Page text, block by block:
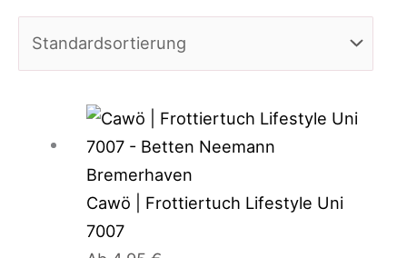
Cawö | Frottiertuch Lifestyle Uni
7007